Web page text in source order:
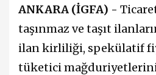
ANKARA (İGFA) -
taşınmaz ve taşıt
ilan kirliliği, spekülatif
tüketici